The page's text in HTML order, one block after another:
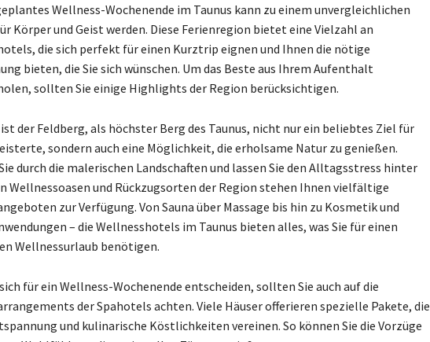
Wellness-Wochenende im Taunus kann zu einem unvergleichlichen
Körper und Geist werden. Diese Ferienregion bietet eine Vielzahl an
die sich perfekt für einen Kurztrip eignen und Ihnen die nötige
bieten, die Sie sich wünschen. Um das Beste aus Ihrem Aufenthalt
sollten Sie einige Highlights der Region berücksichtigen.
der Feldberg, als höchster Berg des Taunus, nicht nur ein beliebtes Ziel für
sondern auch eine Möglichkeit, die erholsame Natur zu genießen.
durch die malerischen Landschaften und lassen Sie den Alltagsstress hinter
Wellnessoasen und Rückzugsorten der Region stehen Ihnen vielfältige
zur Verfügung. Von Sauna über Massage bis hin zu Kosmetik und
– die Wellnesshotels im Taunus bieten alles, was Sie für einen
Wellnessurlaub benötigen.
für ein Wellness-Wochenende entscheiden, sollten Sie auch auf die
der Spahotels achten. Viele Häuser offerieren spezielle Pakete, die
und kulinarische Köstlichkeiten vereinen. So können Sie die Vorzüge